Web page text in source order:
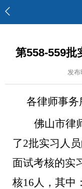
第558-559批
发布
各律师事务
佛山市律
了2批实习人
面试考核的实
核16人，其中